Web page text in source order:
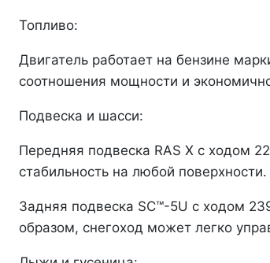
Топливо:
Двигатель работает на бензине
соотношения мощности и
Подвеска и шасси:
Передняя подвеска RAS X с ходом
стабильность на любой
Задняя подвеска SC™-5U с ходом
образом, снегоход может легко